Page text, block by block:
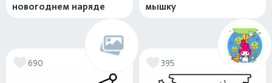
новогоднем наряде
мышку
690 395